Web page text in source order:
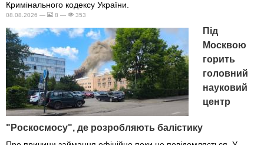
Кримінального кодексу України.
08.08.2026 — 8 — 353
Під
Москвою
горить
головний
науковий
центр
"Роскосмосу", де розробляють балістику